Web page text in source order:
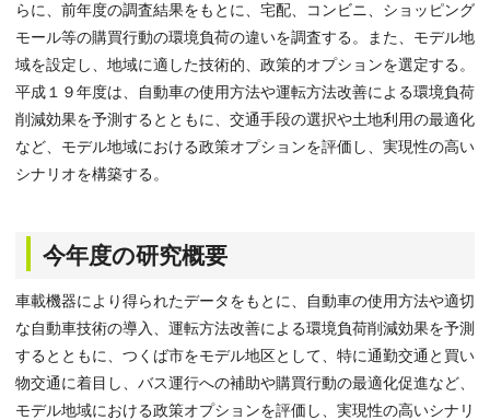
らに、前年度の調査結果をもとに、宅配、コンビニ、ショッピング
モール等の購買行動の環境負荷の違いを調査する。また、モデル地
域を設定し、地域に適した技術的、政策的オプションを選定する。
平成１９年度は、自動車の使用方法や運転方法改善による環境負荷
削減効果を予測するとともに、交通手段の選択や土地利用の最適化
など、モデル地域における政策オプションを評価し、実現性の高い
シナリオを構築する。
今年度の研究概要
車載機器により得られたデータをもとに、自動車の使用方法や適切
な自動車技術の導入、運転方法改善による環境負荷削減効果を予測
するとともに、つくば市をモデル地区として、特に通勤交通と買い
物交通に着目し、バス運行への補助や購買行動の最適化促進など、
モデル地域における政策オプションを評価し、実現性の高いシナリ